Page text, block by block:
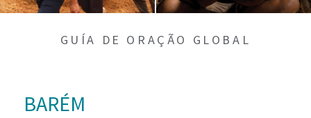
GUÍA DE ORAÇÃO GLOBAL
BARÉM